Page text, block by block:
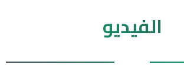
الفيديو